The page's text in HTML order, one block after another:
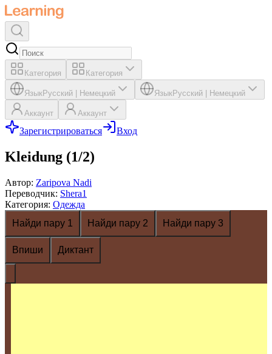
Категория Категория
ЯзыкРусский Немецкий ЯзыкРусский Немецкий
Аккаунт Аккаунт
Зарегистрироваться Вход
Kleidung (1/2)
Автор: Zaripova Nadi
Переводчик: Shera1
Категория: Одежда
Найди пару 1
Найди пару 2 Найди пару 3
Впиши Диктант